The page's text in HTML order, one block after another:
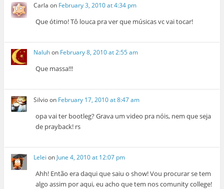
Carla on February 3, 2010 at 4:34 pm
Que ótimo! Tô louca pra ver que músicas vc vai tocar!
Naluhon February 8, 2010 at 2:55 am
Que massa!!!
Silvioon February 17, 2010 at 8:47 am
opa vai ter bootleg? Grava um video pra nóis, nem que seja
de prayback! rs
Lelei on June 4, 2010 at 12:07 pm
Ahh! Então era daqui que saiu o show! Vou procurar se tem
algo assim por aqui, eu acho que tem nos comunity college!